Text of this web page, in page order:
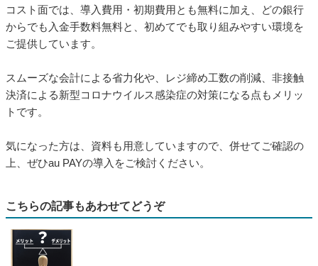
コスト面では、導入費用・初期費用とも無料に加え、どの銀行
からでも入金手数料無料と、初めてでも取り組みやすい環境を
ご提供しています。
スムーズな会計による省力化や、レジ締め工数の削減、非接触
決済による新型コロナウイルス感染症の対策になる点もメリッ
トです。
気になった方は、資料も用意していますので、併せてご確認の
上、ぜひau PAYの導入をご検討ください。
こちらの記事もあわせてどうぞ